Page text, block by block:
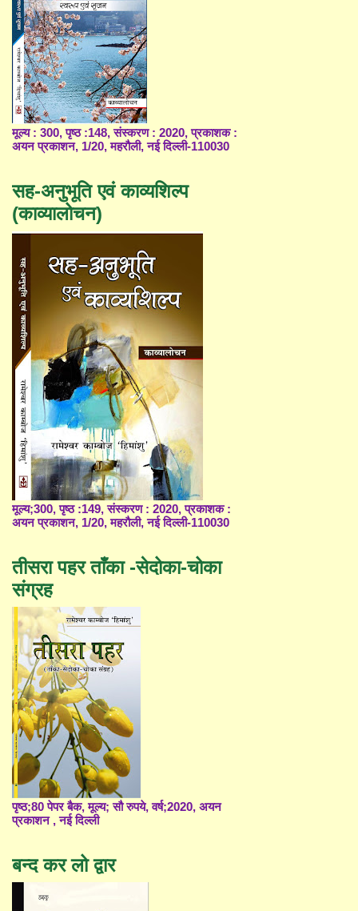
मूल्य : 300, पृष्ठ :148, संस्करण : 2020, प्रकाशक :
अयन प्रकाशन, 1/20, महरौली, नई दिल्ली-110030
सह-अनुभूति एवं काव्यशिल्प
(काव्यालोचन)
मूल्य;300, पृष्ठ :149, संस्करण : 2020, प्रकाशक :
अयन प्रकाशन, 1/20, महरौली, नई दिल्ली-110030
तीसरा पहर ताँका -सेदोका-चोका
संग्रह
पृष्ठ;80 पेपर बैक, मूल्य; सौ रुपये, वर्ष;2020, अयन
प्रकाशन , नई दिल्ली
बन्द कर लो द्वार